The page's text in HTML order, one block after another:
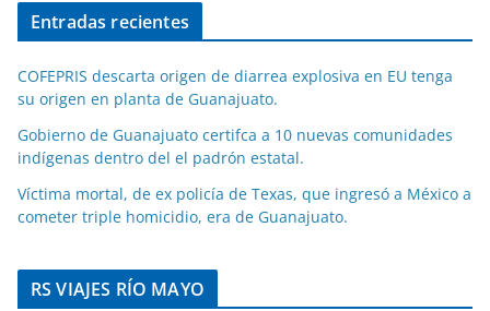
Entradas recientes
COFEPRIS descarta origen de diarrea explosiva en EU tenga
su origen en planta de Guanajuato.
Gobierno de Guanajuato certifca a 10 nuevas comunidades
indígenas dentro del el padrón estatal.
Víctima mortal, de ex policía de Texas, que ingresó a México a
cometer triple homicidio, era de Guanajuato.
RS VIAJES RÍO MAYO